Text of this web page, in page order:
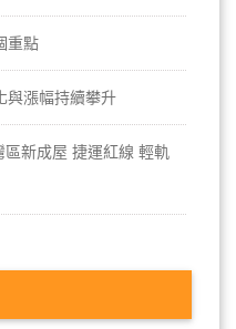
重點
與漲幅持續攀升
新成屋 捷運紅線 輕軌